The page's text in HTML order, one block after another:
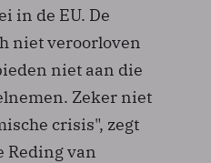
in de EU. De
niet veroorloven
niet aan die
Zeker niet
crisis", zegt
Reding van